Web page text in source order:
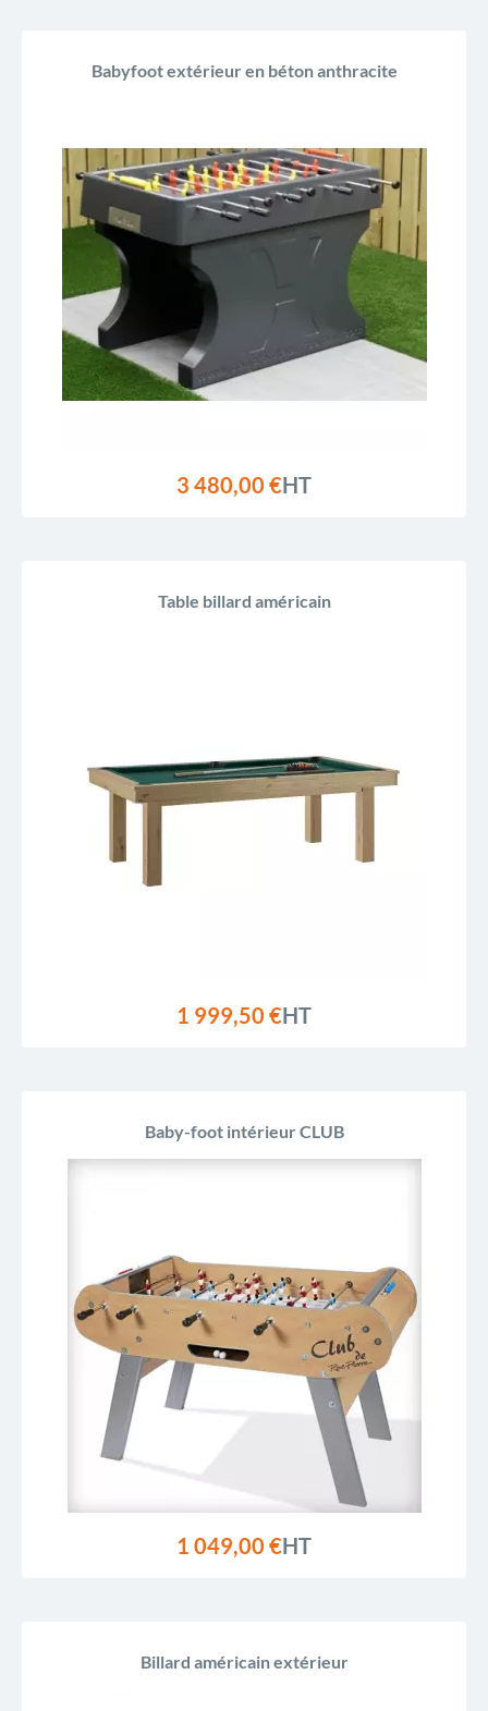
Babyfoot extérieur en béton anthracite
3 480,00 €HT
Table billard américain
1 999,50 €HT
Baby-foot intérieur CLUB
1 049,00 €HT
Billard américain extérieur